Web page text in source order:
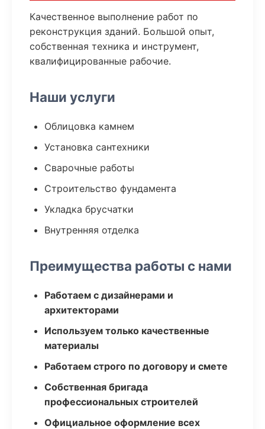
Качественное выполнение работ по
реконструкция зданий. Большой опыт,
собственная техника и инструмент,
квалифицированные рабочие.
Наши услуги
Облицовка камнем
Установка сантехники
Сварочные работы
Строительство фундамента
Укладка брусчатки
Внутренняя отделка
Преимущества работы с нами
Работаем с дизайнерами и
архитекторами
Используем только качественные
материалы
Работаем строго по договору и смете
Собственная бригада
профессиональных строителей
Официальное оформление всех